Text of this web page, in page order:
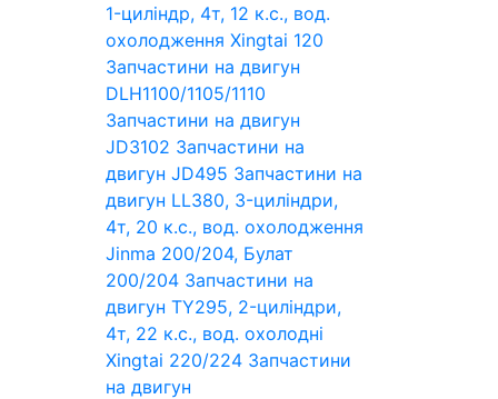
1-циліндр, 4т, 12 к.с., вод.
охолодження Xingtai 120
Запчастини на двигун
DLH1100/1105/1110
Запчастини на двигун
JD3102 Запчастини на
двигун JD495 Запчастини на
двигун LL380, 3-циліндри,
4т, 20 к.с., вод. охолодження
Jinma 200/204, Булат
200/204 Запчастини на
двигун TY295, 2-циліндри,
4т, 22 к.с., вод. охолодні
Xingtai 220/224 Запчастини
на двигун